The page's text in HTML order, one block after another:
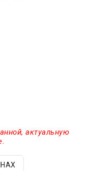
актуальную